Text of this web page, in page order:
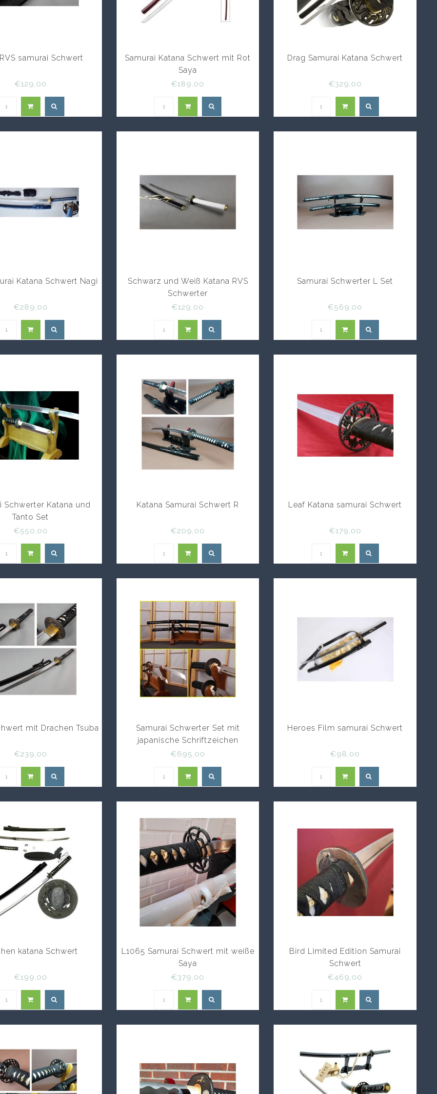
samurai Schwert
€129,00
Samurai Katana Schwert mit Rot
Saya
€189,00
Drag Samurai Katana Schwert
€329,00
Katana Schwert Nagi
€289,00
Schwarz und Weiß Katana RVS
Schwerter
€129,00
Samurai Schwerter L Set
€569,00
Schwerter Katana und
Tanto Set
€550,00
Katana Samurai Schwert R
€209,00
Leaf Katana samurai Schwert
€179,00
mit Drachen Tsuba
€239,00
Samurai Schwerter Set mit
japanische Schriftzeichen
€695,00
Heroes Film samurai Schwert
€98,00
katana Schwert
€199,00
L1065 Samurai Schwert mit weiße
Saya
€379,00
Bird Limited Edition Samurai
Schwert
€469,00